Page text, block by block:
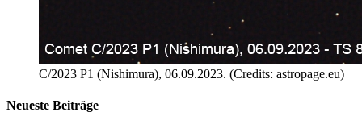
C/2023 P1 (Nishimura), 06.09.2023. (Credits: astropage.eu)
Neueste Beiträge